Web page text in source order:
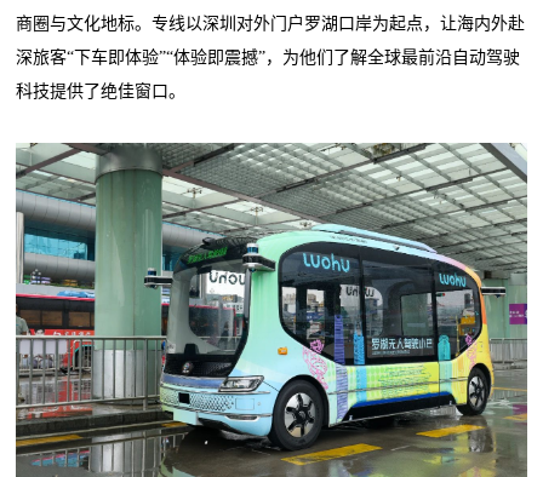
商圈与文化地标。专线以深圳对外门户罗湖口岸为起点，让海内外赴
深旅客“下车即体验”“体验即震撼”，为他们了解全球最前沿自动驾驶
科技提供了绝佳窗口。